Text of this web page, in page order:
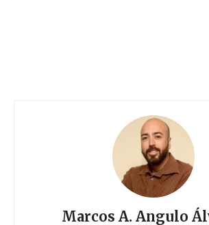
Marcos A. Angulo